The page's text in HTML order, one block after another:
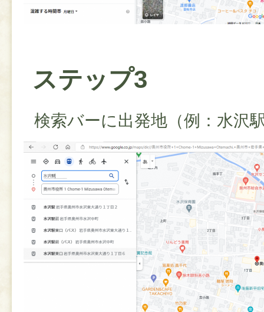
ステップ3
検索バーに出発地（例：水沢